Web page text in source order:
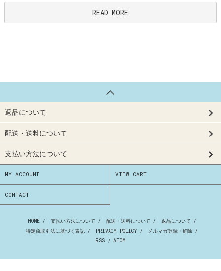
READ MORE
返品について
配送・送料について
支払い方法について
MY ACCOUNT VIEW CART
CONTACT
HOME / 支払い方法について / 配送・送料について / 返品について /
特定商取引法に基づく表記 / PRIVACY POLICY / メルマガ登録・解除 /
RSS / ATOM